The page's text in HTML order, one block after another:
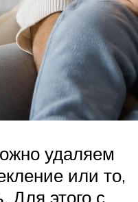
удаляем
или то,
Для этого с